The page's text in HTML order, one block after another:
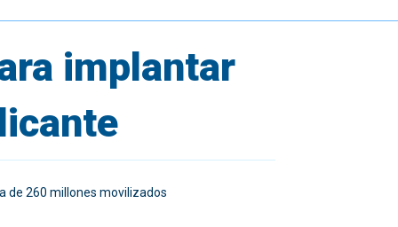
implantar
de 260 millones movilizados